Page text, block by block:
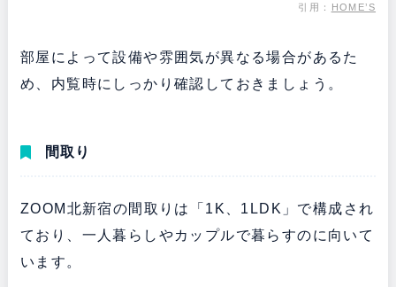
引用： HOME’S
部屋によって設備や雰囲気が異なる場合があるた
め、内覧時にしっかり確認しておきましょう。
間取り
ZOOM北新宿の間取りは「1K、1LDK」で構成され
ており、一人暮らしやカップルで暮らすのに向いて
います。